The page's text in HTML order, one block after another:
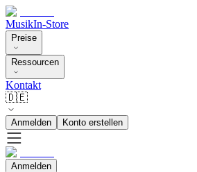
MusikIn-Store
Preise
Ressourcen
Kontakt
🇩🇪
Anmelden Konto erstellen
Anmelden